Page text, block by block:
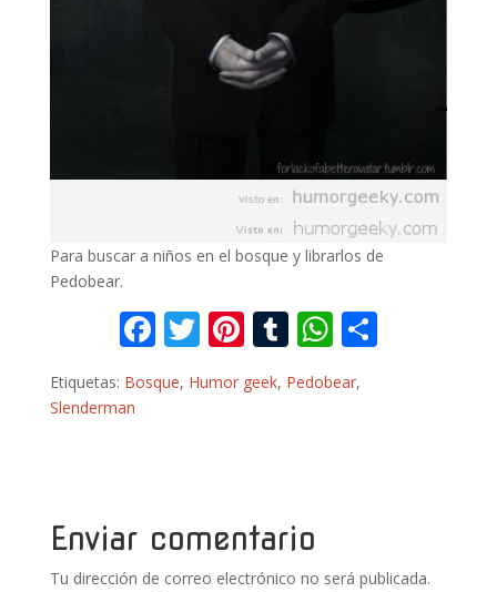
Para buscar a niños en el bosque y librarlos de
Pedobear.
F
ac
e
k
T
itt
Pi
nt
er
T
u
m
W
at
Etiquetas: Bosque, Humor geek, Pedobear,
Slenderman
Enviar comentario
Tu dirección de correo electrónico no será publicada.